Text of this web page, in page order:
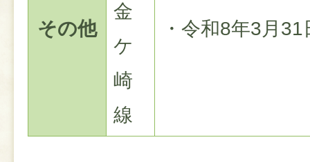
その他
金
ケ
崎
線
・令和8年3月